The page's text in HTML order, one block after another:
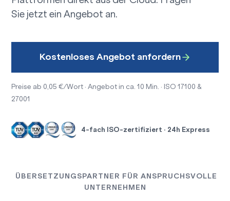
Sie jetzt ein Angebot an.
Kostenloses Angebot anfordern
Preise ab 0,05 €/Wort · Angebot in ca. 10 Min. · ISO 17100 &
27001
4-fach ISO-zertifiziert · 24h Express
ÜBERSETZUNGSPARTNER FÜR ANSPRUCHSVOLLE
UNTERNEHMEN